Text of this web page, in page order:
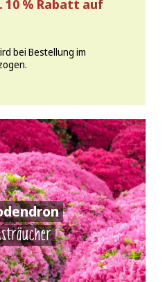
10 % Rabatt auf
bei Bestellung im